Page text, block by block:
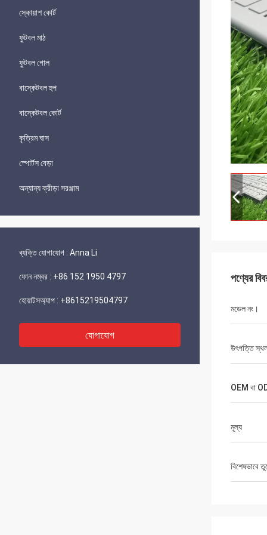
স্কোয়াশ কোর্ট
ফুটবল মাঠ
ফুটবল গোল
বাস্কেটবল হুপ
বাস্কেটবল কোর্ট
কৃত্রিম ঘাস
স্পোর্টস বেড়া
অন্যান্য ক্রীড়া সরঞ্জাম
ব্যক্তি যোগাযোগ : Anna Li
ফোন নম্বর : +86 152 1950 4797
হোয়াটসঅ্যাপ : +8615219504797
যোগাযোগ
পণ্যের
মডেল নং।
উৎপত্তি
OEM বা
মূল্য
বিশেষভাবে